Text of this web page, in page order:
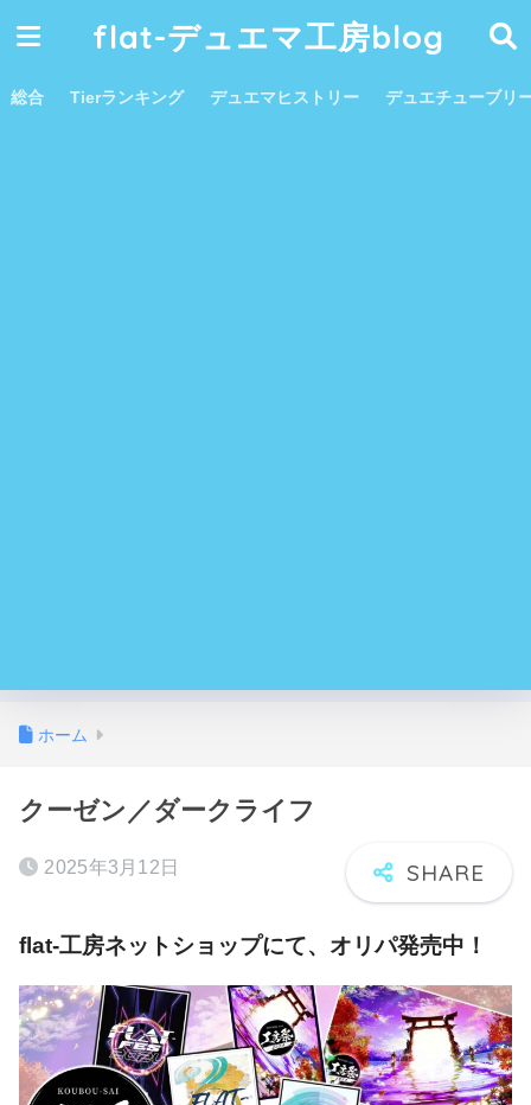
flat-デュエマ工房blog
総合 Tierランキング デュエマヒストリー デュエチューブリ
ホーム
クーゼン／ダークライフ
2025年3月12日
flat-工房ネットショップにて、オリパ発売中！